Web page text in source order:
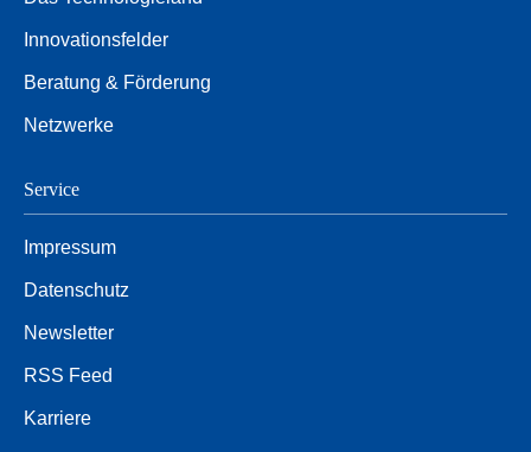
Innovationsfelder
Beratung & Förderung
Netzwerke
Service
Impressum
Datenschutz
Newsletter
RSS Feed
Karriere